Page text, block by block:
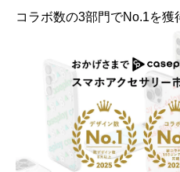
コラボ数の3部門でNo.1を獲